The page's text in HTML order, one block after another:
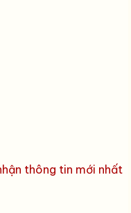
thông tin mới nhất